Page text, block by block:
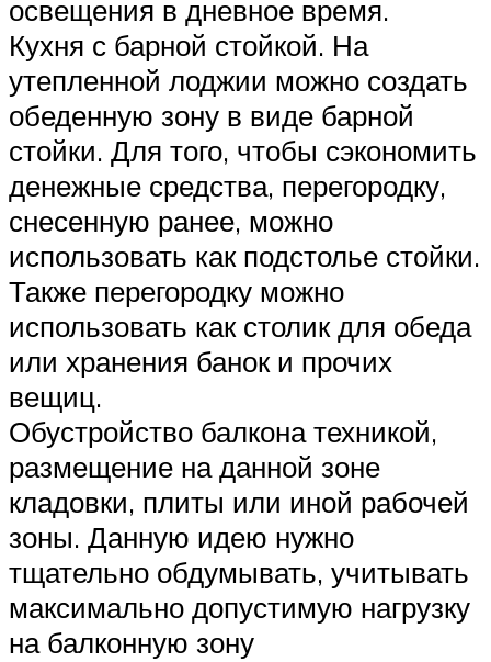
освещения в дневное время.
Кухня с барной стойкой. На
утепленной лоджии можно создать
обеденную зону в виде барной
стойки. Для того, чтобы сэкономить
денежные средства, перегородку,
снесенную ранее, можно
использовать как подстолье стойки.
Также перегородку можно
использовать как столик для обеда
или хранения банок и прочих
вещиц.
Обустройство балкона техникой,
размещение на данной зоне
кладовки, плиты или иной рабочей
зоны. Данную идею нужно
тщательно обдумывать, учитывать
максимально допустимую нагрузку
на балконную зону